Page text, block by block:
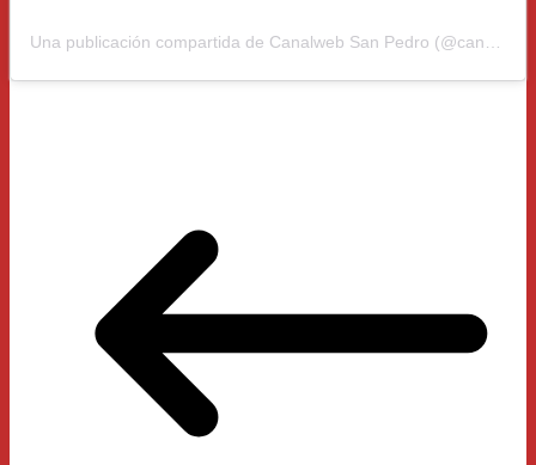
Una publicación compartida de Canalweb San Pedro (@canalwebsp)